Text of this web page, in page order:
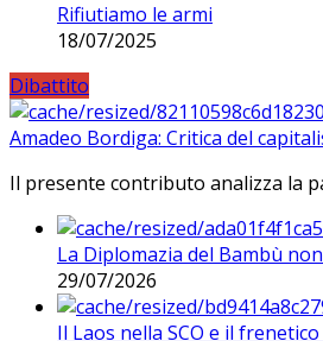
Rifiutiamo le armi
18/07/2025
Dibattito
Amadeo Bordiga: Critica del
Il presente contributo analizza la
La Diplomazia del Bambù
29/07/2026
Il Laos nella SCO e il